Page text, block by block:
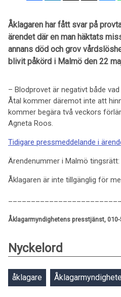
Åklagaren har fått svar på
ärendet där en man häktats
annans död och grov
blivit påkörd i Malmö den 22
– Blodprovet är negativt både
Åtal kommer däremot inte att
kommer begära två veckors
Agneta Roos.
Tidigare pressmeddelande i
Ärendenummer i Malmö tingsrätt:
Åklagaren är inte tillgänglig för
Åklagarmyndighetens presstjänst, 010-
Nyckelord
åklagare